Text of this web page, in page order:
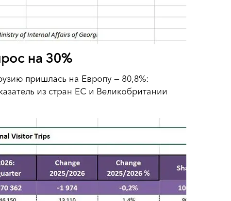
на 30%
пришлась на Европу — 80,8%:
из стран ЕС и Великобритании